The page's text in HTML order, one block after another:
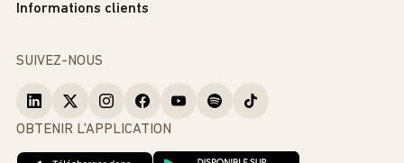
Informations clients
SUIVEZ-NOUS
OBTENIR L'APPLICATION